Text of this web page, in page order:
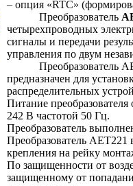
– опция «RTC»
Преобразователь
четырехпроводных
сигналы и передачи
управления по двум
Преобразователь
предназначен для
распределительных
Питание
242 В частотой 50 Гц.
Преобразователь
Преобразователь
крепления на рейку
По защищенности от
защищенному от